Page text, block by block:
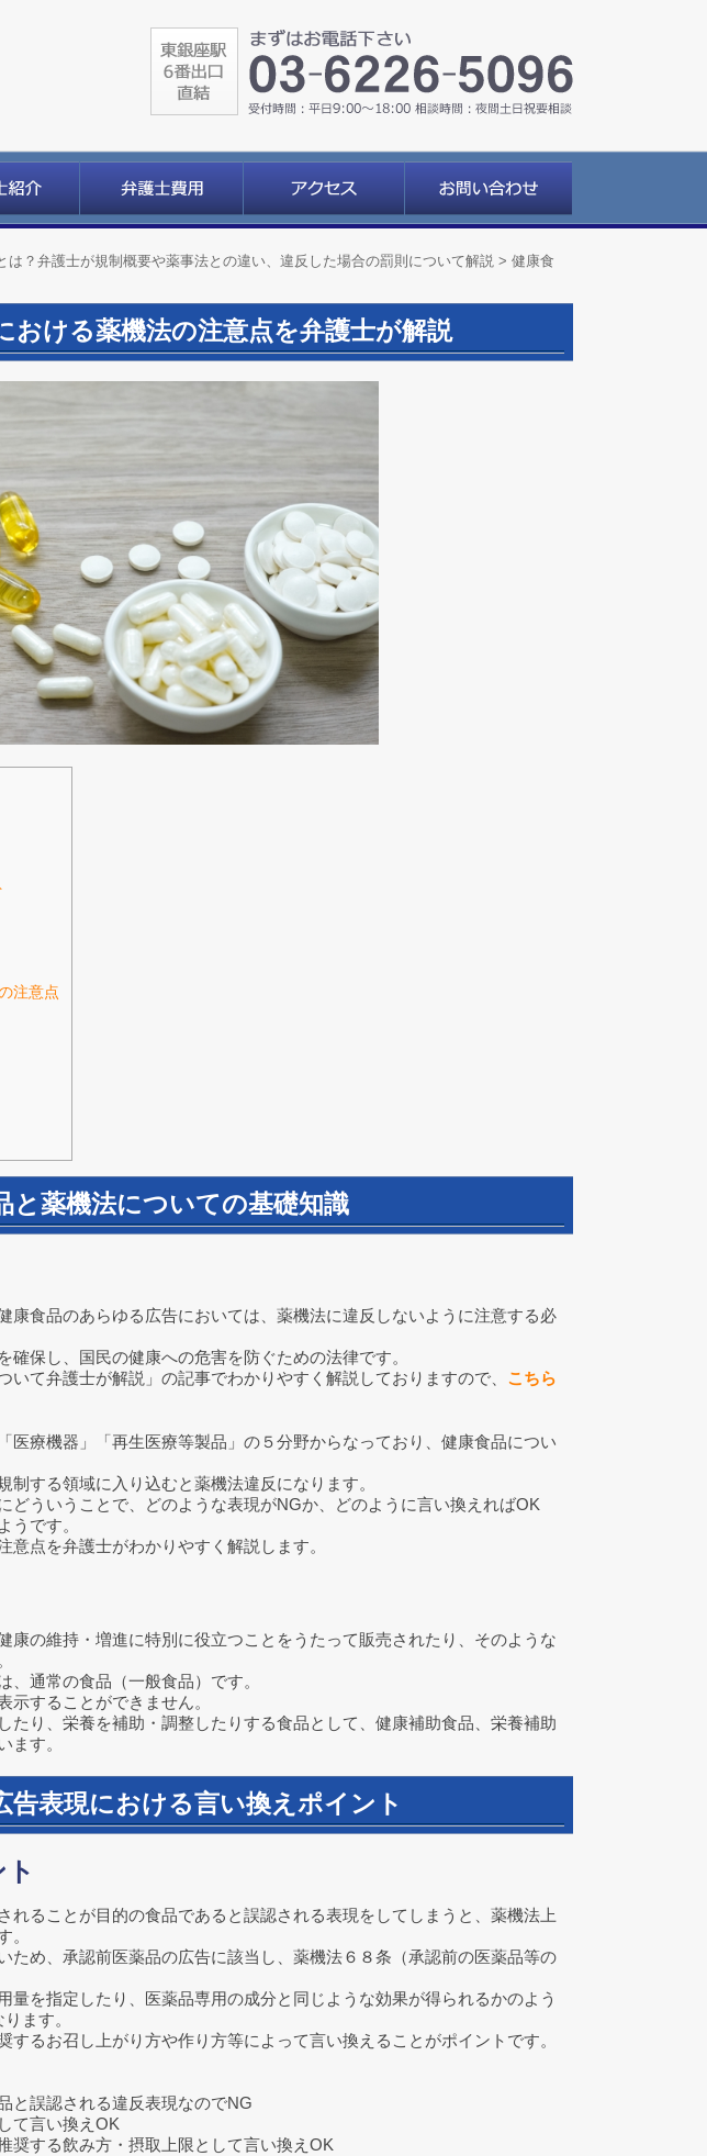
は？弁護士が規制概要や薬事法との違い、違反した場合の罰則について解説 > 健康食
おける薬機法の注意点を弁護士が解説
注意点
と薬機法についての基礎知識
康食品のあらゆる広告においては、薬機法に違反しないように注意する必
保し、国民の健康への危害を防ぐための法律です。
て弁護士が解説」の記事でわかりやすく解説しておりますので、 こちら
医療機器」「再生医療等製品」の５分野からなっており、健康食品につい
する領域に入り込むと薬機法違反になります。
どういうことで、どのような表現がNGか、どのように言い換えればOK
うです。
点を弁護士がわかりやすく解説します。
康の維持・増進に特別に役立つことをうたって販売されたり、そのような
通常の食品（一般食品）です。
することができません。
たり、栄養を補助・調整したりする食品として、健康補助食品、栄養補助
ます。
告表現における言い換えポイント
れることが目的の食品であると誤認される表現をしてしまうと、薬機法上
。
ため、承認前医薬品の広告に該当し、薬機法６８条（承認前の医薬品等の
を指定したり、医薬品専用の成分と同じような効果が得られるかのよう
ます。
るお召し上がり方や作り方等によって言い換えることがポイントです。
誤認される違反表現なのでNG
言い換えOK
る飲み方・摂取上限として言い換えOK